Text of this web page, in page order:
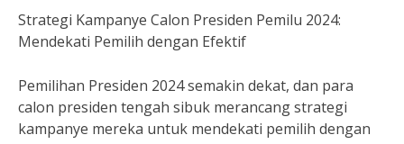
Strategi Kampanye Calon Presiden Pemilu 2024:
Mendekati Pemilih dengan Efektif
Pemilihan Presiden 2024 semakin dekat, dan para
calon presiden tengah sibuk merancang strategi
kampanye mereka untuk mendekati pemilih dengan